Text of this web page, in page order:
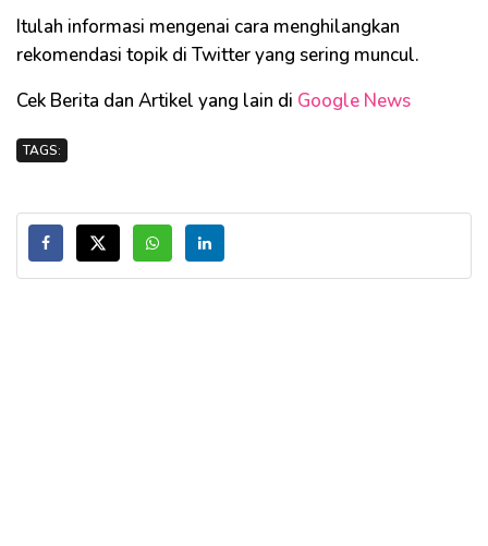
Itulah informasi mengenai cara menghilangkan
rekomendasi topik di Twitter yang sering muncul.
Cek Berita dan Artikel yang lain di Google News
TAGS: